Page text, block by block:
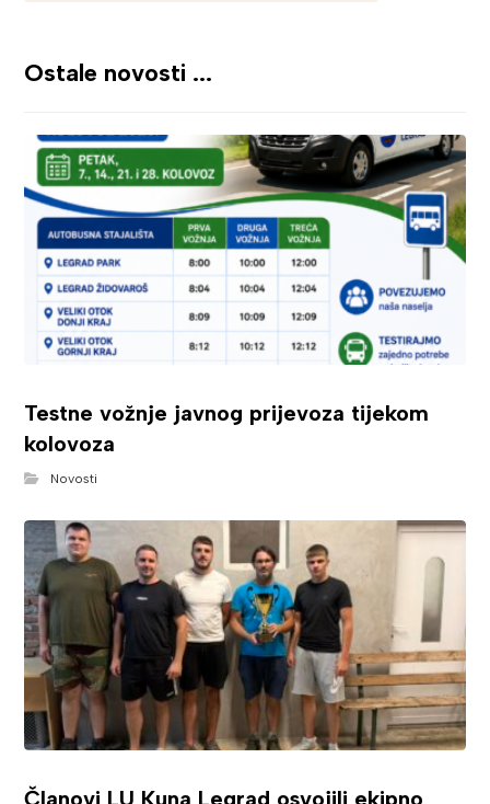
Ostale novosti ...
Testne vožnje javnog prijevoza tijekom
kolovoza
Novosti
Članovi LU Kuna Legrad osvojili ekipno